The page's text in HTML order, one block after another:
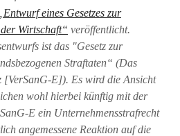
„Entwurf eines Gesetzes zur
Wirtschaft“ veröffentlicht.
ist das "Gesetz zur
Straftaten“ (Das
[VerSanG-E]). Εs wird die Ansicht
wohl hierbei künftig mit der
E ein Unternehmensstrafrecht
angemessene Reaktion auf die